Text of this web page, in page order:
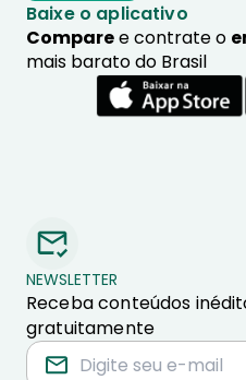
Baixe o aplicativo
Comparee contrate o
mais barato do Brasil
NEWSLETTER
Receba conteúdos
gratuitamente